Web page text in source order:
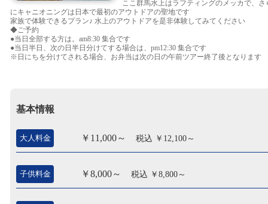
ここ群馬水上はラフティングのメッカで、さ
にキャニオニングは日本で最初のアウトドアの聖地です
家族で体験できるプラン♪ 水上のアウトドアを是非体験してみてください
◆ご予約
●当日全部する方は。am8:30 集合です
●当日半日、次の日半日分けてする場合は、pm12:30 集合です
※日にちを分けてされる場合、お弁当は次の日の午前ツアー終了後となります
基本情報
大人料金 ￥11,000～ 税込 ￥12,100～
子供料金 ￥8,000～ 税込 ￥8,800～